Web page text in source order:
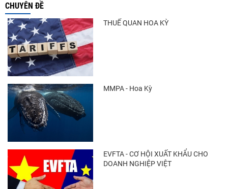
CHUYÊN ĐỀ
THUẾ QUAN HOA KỲ
MMPA - Hoa Kỳ
EVFTA - CƠ HỘI XUẤT KHẨU CHO
DOANH NGHIỆP VIỆT